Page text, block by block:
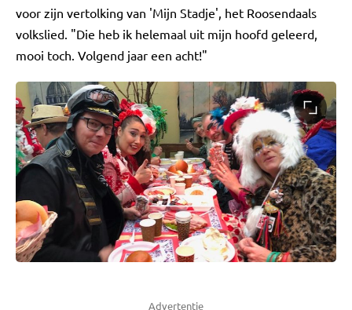
voor zijn vertolking van 'Mijn Stadje', het Roosendaals
volkslied. "Die heb ik helemaal uit mijn hoofd geleerd,
mooi toch. Volgend jaar een acht!"
Advertentie